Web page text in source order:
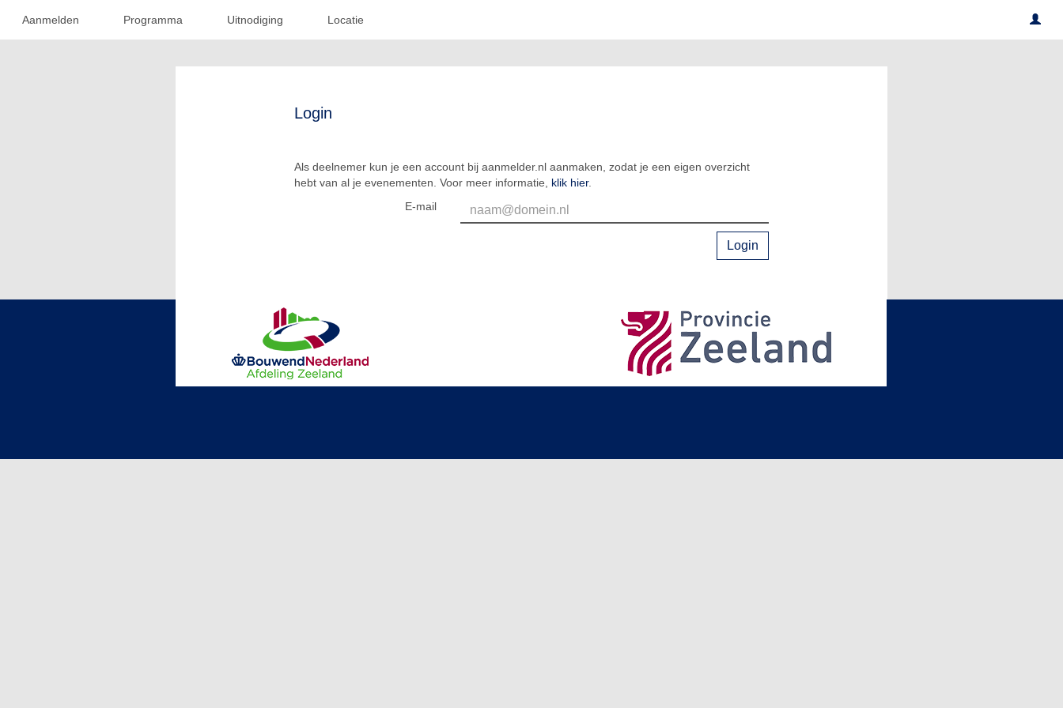
Aanmelden Programma Uitnodiging Locatie
Login
Als deelnemer kun je een account bij aanmelder.nl aanmaken, zodat je een eigen overzicht
hebt van al je evenementen. Voor meer informatie, klik hier.
E-mail
Login